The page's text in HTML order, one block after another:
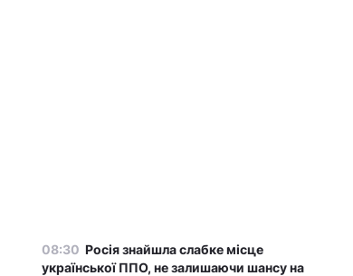
08:30 Росія знайшла слабке місце
української ППО, не залишаючи шансу на